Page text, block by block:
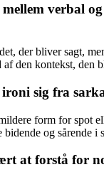
verbal
der bliver sagt,
af den kontekst, den
sig fra
form for spot
og sårende i
at forstå for